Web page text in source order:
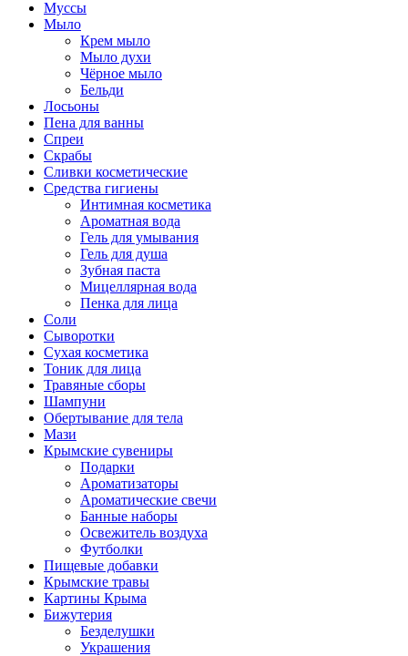
Муссы
Мыло
Крем мыло
Мыло духи
Чёрное мыло
Бельди
Лосьоны
Пена для ванны
Спреи
Скрабы
Сливки косметические
Средства гигиены
Интимная косметика
Ароматная вода
Гель для умывания
Гель для душа
Зубная паста
Мицеллярная вода
Пенка для лица
Соли
Сыворотки
Сухая косметика
Тоник для лица
Травяные сборы
Шампуни
Обертывание для тела
Мази
Крымские сувениры
Подарки
Ароматизаторы
Ароматические свечи
Банные наборы
Освежитель воздуха
Футболки
Пищевые добавки
Крымские травы
Картины Крыма
Бижутерия
Безделушки
Украшения